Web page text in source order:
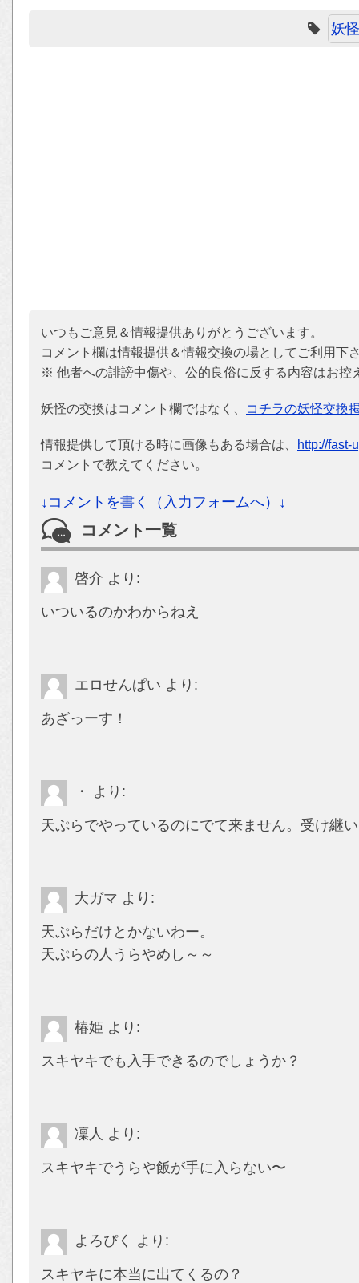
妖
いつもご意見＆情報提供ありがとうございます。
コメント欄は情報提供＆情報交換の場としてご利用下
※ 他者への誹謗中傷や、公的良俗に反する内容はお控
妖怪の交換はコメント欄ではなく、 コチラの妖怪交換
情報提供して頂ける時に画像もある場合は、
http://fast-
コメントで教えてください。
↓コメントを書く（入力フォームへ）↓
コメント一覧
啓介 より:
いついるのかわからねえ
エロせんぱい より:
あざっーす！
・ より:
天ぷらでやっているのにでて来ません。受け継
大ガマ より:
天ぷらだけとかないわー。
天ぷらの人うらやめし～～
椿姫 より:
スキヤキでも入手できるのでしょうか？
凜人 より:
スキヤキでうらや飯が手に入らない〜
よろぴく より:
スキヤキに本当に出てくるの？